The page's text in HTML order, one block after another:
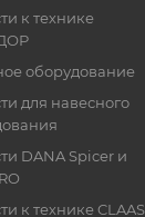
к технике
оборудование
для навесного
DANA Spicer и
к технике CLAAS